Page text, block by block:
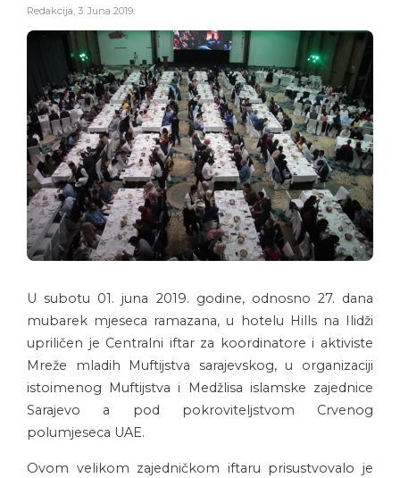
Redakcija, 3. Juna 2019.
U subotu 01. juna 2019. godine, odnosno 27. dana
mubarek mjeseca ramazana, u hotelu Hills na Ilidži
upriličen je Centralni iftar za koordinatore i aktiviste
Mreže mladih Muftijstva sarajevskog, u organizaciji
istoimenog Muftijstva i Medžlisa islamske zajednice
Sarajevo a pod pokroviteljstvom Crvenog
polumjeseca UAE.
Ovom velikom zajedničkom iftaru prisustvovalo je